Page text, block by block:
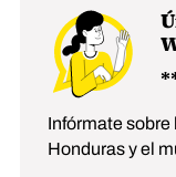
Infórmate
Honduras y el